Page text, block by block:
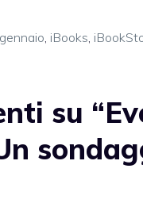
iBooks
su